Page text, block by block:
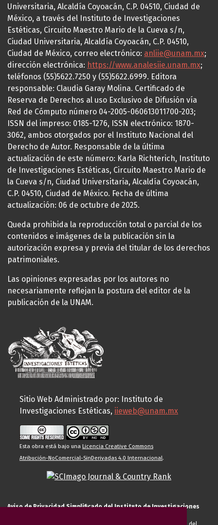
Universitaria, Alcaldía Coyoacán, C.P. 04510, Ciudad de
México, a través del Instituto de Investigaciones
Estéticas, Circuito Maestro Mario de la Cueva s/n,
Ciudad Universitaria, Alcaldía Coyoacán, C.P. 04510,
Ciudad de México, correo electrónico: anliie@unam.mx;
dirección electrónica: https://www.analesiie.unam.mx;
teléfonos (55)5622.7250 y (55)5622.6999. Editora
responsable: Claudia Garay Molina. Certificado de
Reserva de Derechos al uso Exclusivo de Difusión vía
Red de Cómputo número 04-2005-060613011700-203;
ISSN del impreso: 0185-1276, ISSN electrónico: 1870-
3062, ambos otorgados por el Instituto Nacional del
Derecho de Autor. Responsable de la última
actualización de este número: Karla Richterich, Instituto
de Investigaciones Estéticas, Circuito Maestro Mario de
la Cueva s/n, Ciudad Universitaria, Alcaldía Coyoacán,
C.P. 04510, Ciudad de México. Fecha de última
actualización: 06 de octubre de 2025.
Queda prohibida la reproducción total o parcial de los
contenidos e imágenes de la publicación sin la
autorización expresa y previa del titular de los derechos
patrimoniales.
Las opiniones expresadas por los autores no
necesariamente reflejan la postura del editor de la
publicación de la UNAM.
Sitio Web Administrado por: Instituto de
Investigaciones Estéticas, iieweb@unam.mx
Esta obra está bajo una Licencia Creative Commons
Atribución-NoComercial-SinDerivadas 4.0 Internacional.
Aviso de Privacidad Simplificado del Instituto de Investigaciones